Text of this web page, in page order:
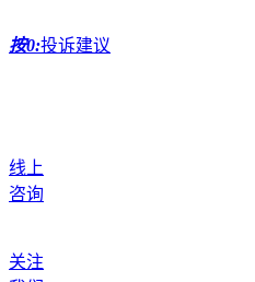
按0:投诉建议
线上
咨询
关注